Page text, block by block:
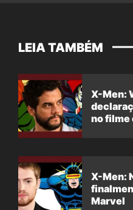
LEIA TAMBÉM
X-Men:
no filme
X-Men:
Marvel